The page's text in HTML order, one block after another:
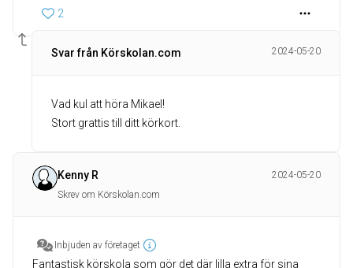
2
Svar från Körskolan.com 2024-05-20
Vad kul att höra Mikael!
Stort grattis till ditt körkort.
Kenny R
2024-05-20
Skrev om Körskolan.com
Inbjuden av företaget
Fantastisk körskola som gör det där lilla extra för sina